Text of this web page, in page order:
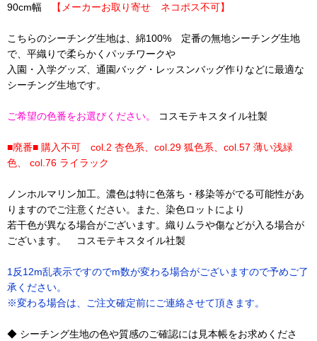
90cm幅
【メーカーお取り寄せ ネコポス不可】
こちらのシーチング生地は、綿100% 定番の無地シーチング生地
で、平織りで柔らかくパッチワークや
入園・入学グッズ、通園バッグ・レッスンバッグ作りなどに最適な
シーチング生地です。
ご希望の色番をお選びください。 コスモテキスタイル社製
■廃番■ 購入不可 col.2 杏色系、col.29 狐色系、col.57 薄い浅緑
色、 col.76 ライラック
ノンホルマリン加工。濃色は特に色落ち・移染等がでる可能性があ
りますのでご注意ください。また、染色ロットにより
若干色が異なる場合がございます。織りムラや傷などが入る場合が
ございます。 コスモテキスタイル社製
1反12m乱表示ですのでm数が変わる場合がございますので予めご了
承ください。
※変わる場合は、ご注文確定前にご連絡させて頂きます。
◆ シーチング生地の色や質感のご確認には見本帳をお求めくださ